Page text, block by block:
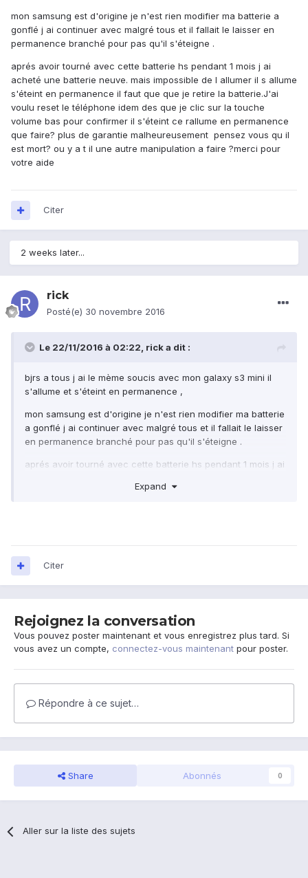
mon samsung est d'origine je n'est rien modifier ma batterie a
gonflé j ai continuer avec malgré tous et il fallait le laisser en
permanence branché pour pas qu'il s'éteigne .
aprés avoir tourné avec cette batterie hs pendant 1 mois j ai
acheté une batterie neuve. mais impossible de l allumer il s allume
s'éteint en permanence il faut que que je retire la batterie.J'ai
voulu reset le téléphone idem des que je clic sur la touche
volume bas pour confirmer il s'éteint ce rallume en permanence
que faire? plus de garantie malheureusement pensez vous qu il
est mort? ou y a t il une autre manipulation a faire ?merci pour
votre aide
Citer
2 weeks later...
rick
Posté(e) 30 novembre 2016
Le 22/11/2016 à 02:22, ricka dit :
bjrs a tous j ai le mème soucis avec mon galaxy s3 mini il
s'allume et s'éteint en permanence ,
mon samsung est d'origine je n'est rien modifier ma batterie
a gonflé j ai continuer avec malgré tous et il fallait le laisser
en permanence branché pour pas qu'il s'éteigne .
aprés avoir tourné avec cette batterie hs pendant 1 mois j ai
allume s'éteint en permanence il faut que que je retire la
une autre manipulation a faire ?merci pour votre aide
Expand
Citer
Rejoignez la conversation
Vous pouvez poster maintenant et vous enregistrez plus tard. Si
vous avez un compte, connectez-vous maintenant pour poster.
Répondre à ce sujet…
Share Abonnés 0
Aller sur la liste des sujets